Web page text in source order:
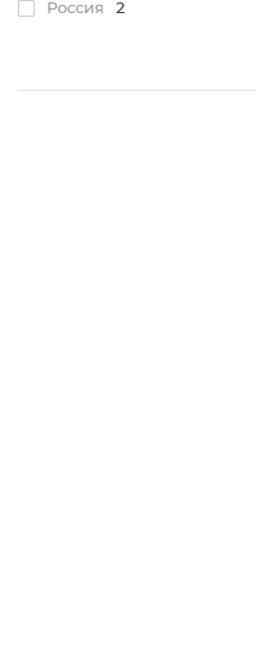
Россия 2